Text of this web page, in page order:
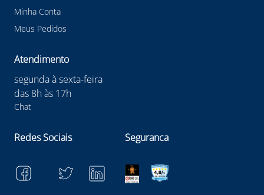
Minha Conta
Meus Pedidos
Atendimento
segunda à sexta-feira
das 8h às 17h
Chat
Redes Sociais Seguranca